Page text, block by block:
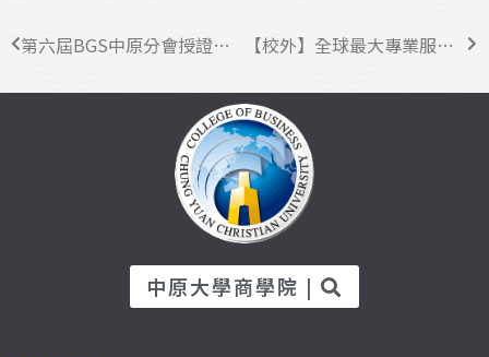
第六屆BGS中原分會授證典禮圓滿落成 【校外】全球最大專業服務機構 Deloitte 勤業眾信職涯講座來囉!
中原大學商學院 |